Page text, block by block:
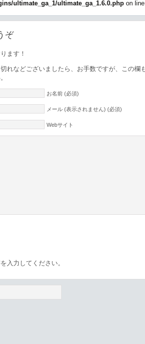
ultimate_ga_1/ultimate_ga_1.6.0.php on
ぞ
ます！
れなどございましたら、お手数ですが、この欄
お名前 (必須)
メール (表示されません) (必須)
Webサイト
入力してください。